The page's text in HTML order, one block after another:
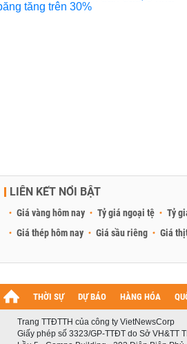
LIÊN KẾT NỔI BẬT
Giá vàng hôm nay Tỷ giá ngoại tệ Tỷ
Giá thép hôm nay
Giá sầu riêng Giá
THỜI SỰ DỰ BÁO HÀNG HÓA
Trang TTĐTTH của công ty VietNewsCorp
Giấy phép số 3323/GP-TTĐT do Sở VH&TT